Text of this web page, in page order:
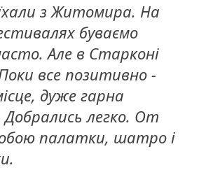
з Житомира. На
буваємо
Але в Старконі
все позитивно -
дуже гарна
легко. От
палатки, шатро і